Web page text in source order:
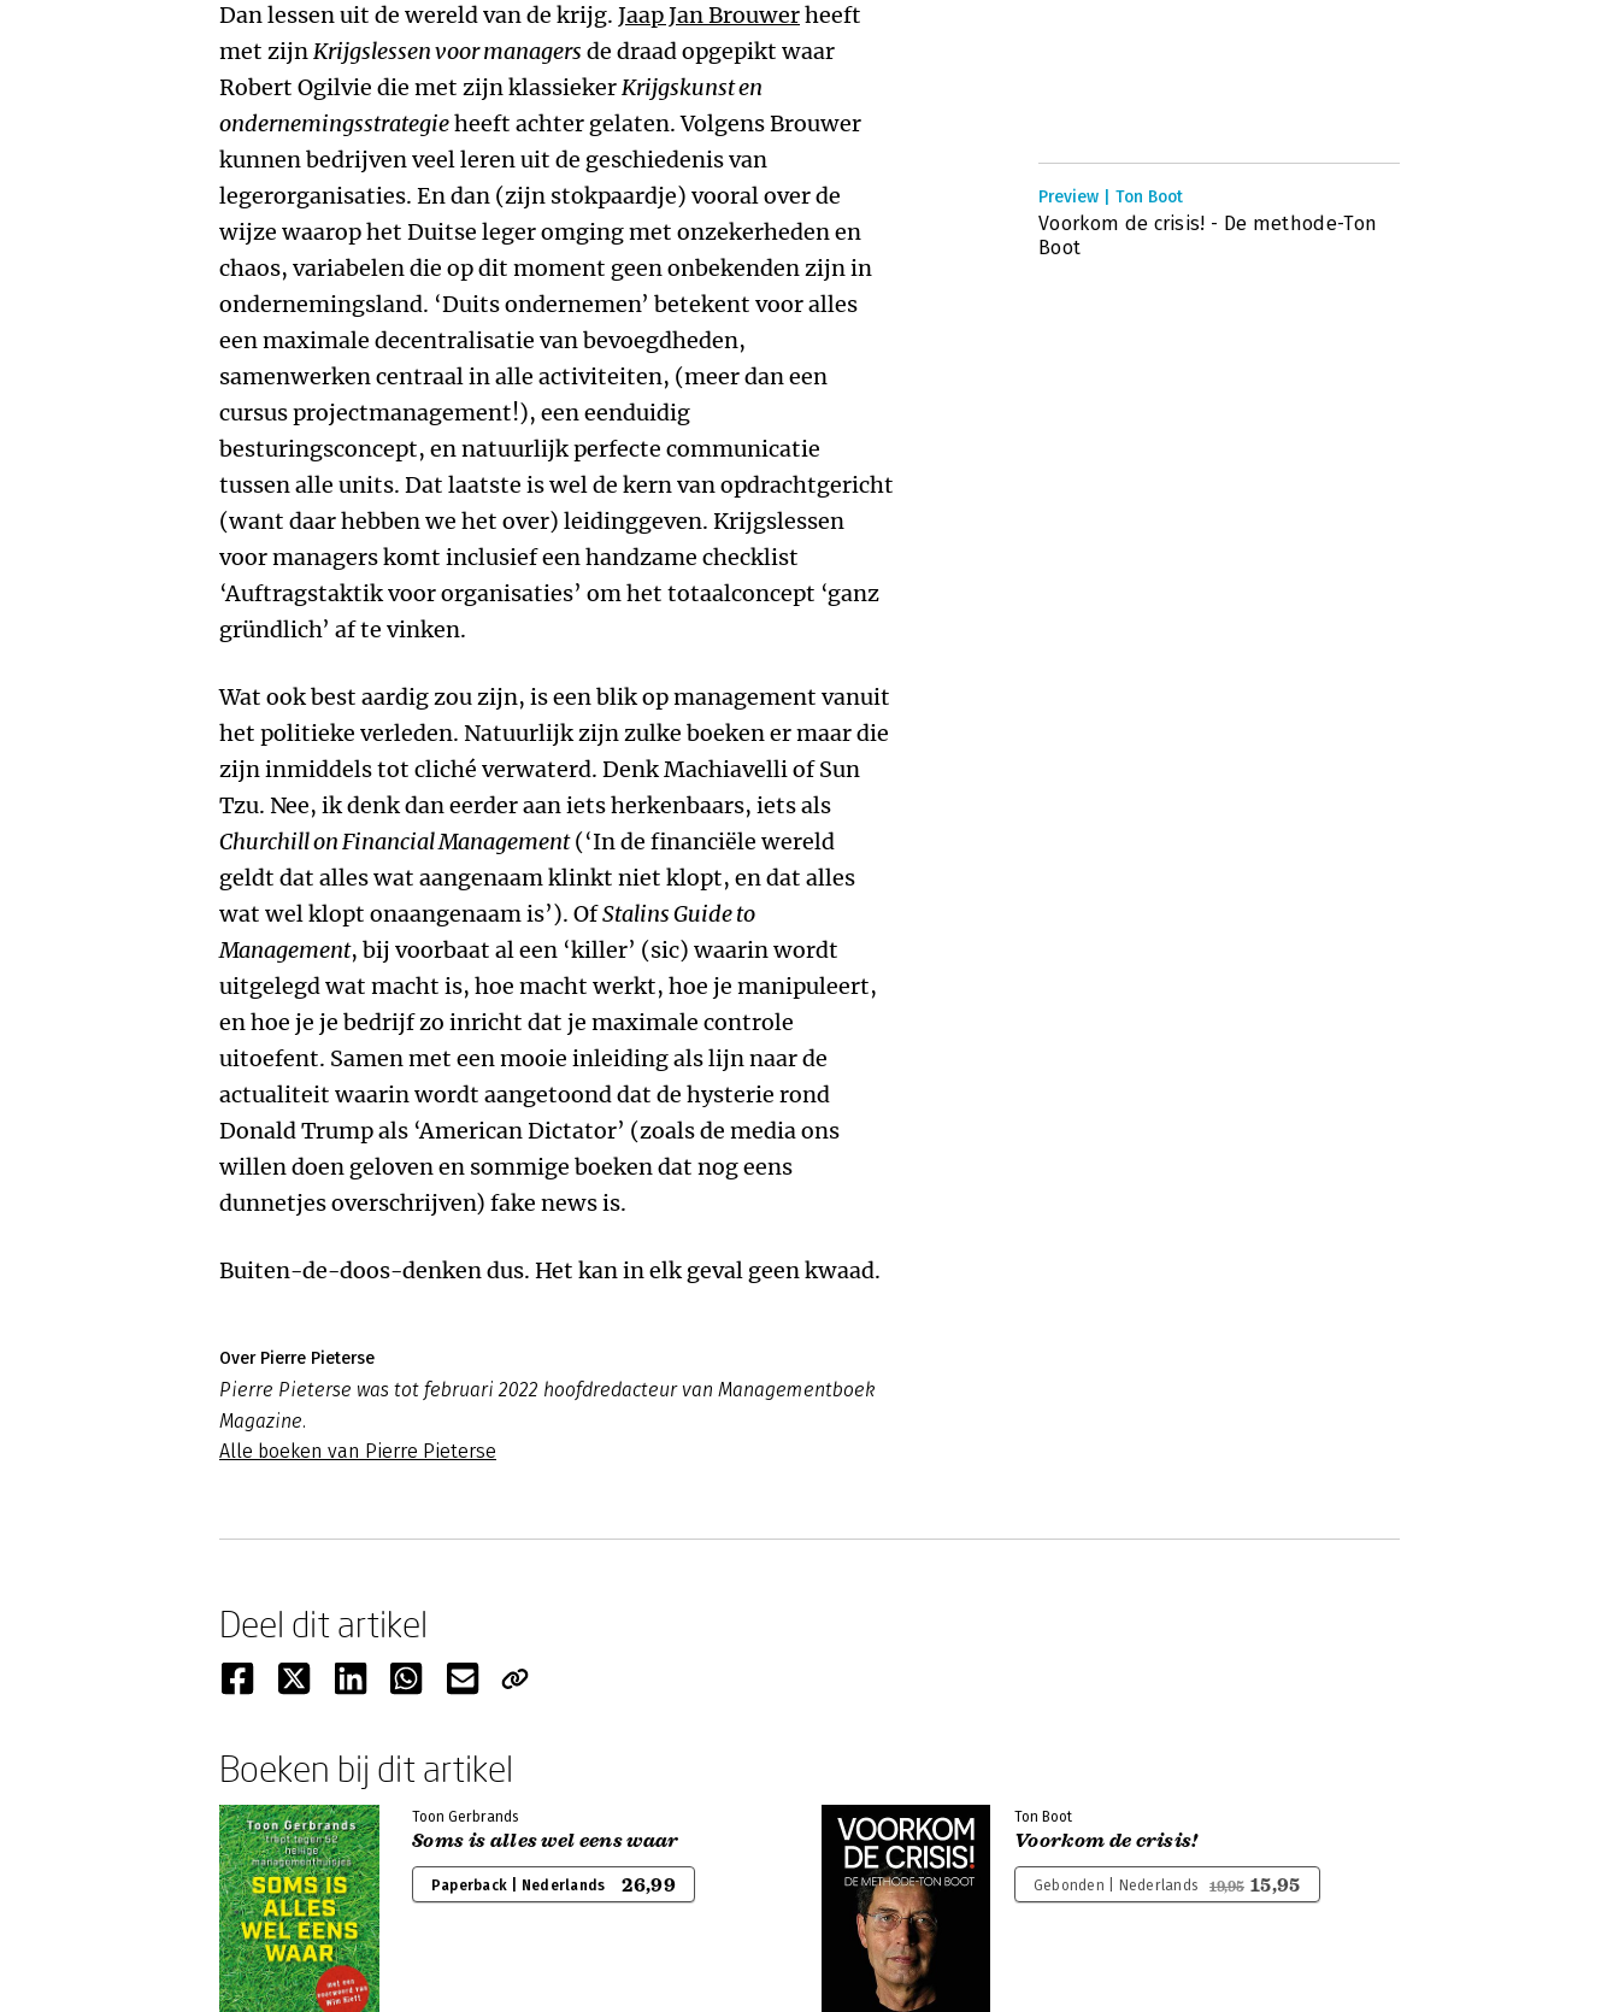
Dan lessen uit de wereld van de krijg. Jaap Jan Brouwerheeft
met zijnKrijgslessen voor managers de draad opgepikt waar
Robert Ogilvie die met zijn klassiekerKrijgskunst en
ondernemingsstrategieheeft achter gelaten. Volgens Brouwer
kunnen bedrijven veel leren uit de geschiedenis van
legerorganisaties. En dan (zijn stokpaardje) vooral over de
wijze waarop het Duitse leger omging met onzekerheden en
chaos, variabelen die op dit moment geen onbekenden zijn in
ondernemingsland. ‘Duits ondernemen’ betekent voor alles
een maximale decentralisatie van bevoegdheden,
samenwerken centraal in alle activiteiten, (meer dan een
cursus projectmanagement!), een eenduidig
besturingsconcept, en natuurlijk perfecte communicatie
tussen alle units. Dat laatste is wel de kern van opdrachtgericht
(want daar hebben we het over) leidinggeven. Krijgslessen
voor managers komt inclusief een handzame checklist
‘Auftragstaktik voor organisaties’ om het totaalconcept ‘ganz
gründlich’ af te vinken.
Wat ook best aardig zou zijn, is een blik op management vanuit
het politieke verleden. Natuurlijk zijn zulke boeken er maar die
zijn inmiddels tot cliché verwaterd. Denk Machiavelli of Sun
Tzu. Nee, ik denk dan eerder aan iets herkenbaars, iets als
Churchill on Financial Management(‘In de financiële wereld
geldt dat alles wat aangenaam klinkt niet klopt, en dat alles
wat wel klopt onaangenaam is’). OfStalins Guide to
Management, bij voorbaat al een ‘killer’ (sic) waarin wordt
uitgelegd wat macht is, hoe macht werkt, hoe je manipuleert,
en hoe je je bedrijf zo inricht dat je maximale controle
uitoefent. Samen met een mooie inleiding als lijn naar de
actualiteit waarin wordt aangetoond dat de hysterie rond
Donald Trump als ‘American Dictator’ (zoals de media ons
willen doen geloven en sommige boeken dat nog eens
dunnetjes overschrijven) fake news is.
Buiten-de-doos-denken dus. Het kan in elk geval geen kwaad.
Over Pierre Pieterse
Pierre Pieterse was tot februari 2022 hoofdredacteur van Managementboek
Magazine.
Alle boeken van Pierre Pieterse
Preview | Ton Boot
Voorkom de crisis! - De methode-Ton
Boot
Deel dit artikel
Boeken bij dit artikel
Toon Gerbrands
Soms is alles wel eens waar
Paperback | Nederlands 26,99
Ton Boot
Voorkom de crisis!
Gebonden | Nederlands 19,95 15,95